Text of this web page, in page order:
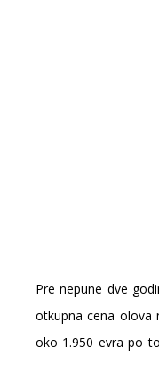
Pre nepune dve
otkupna cena olova
oko 1.950 evra po